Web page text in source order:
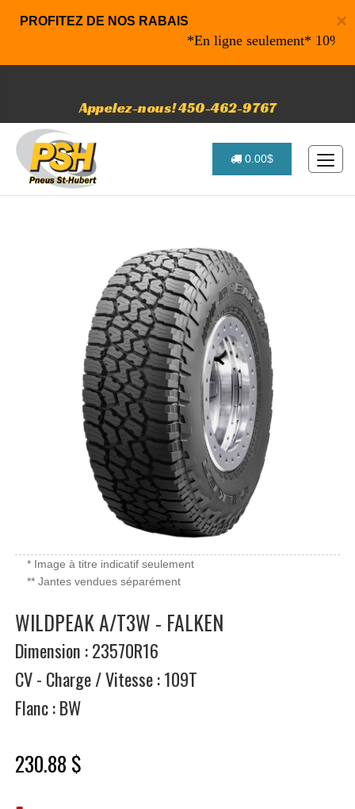
×
PROFITEZ DE NOS RABAIS
*En ligne seulement* 10% de
Appelez-nous! 450-462-9767
0.00$
* Image à titre indicatif seulement
** Jantes vendues séparément
WILDPEAK A/T3W - FALKEN
Dimension : 23570R16
CV - Charge / Vitesse : 109T
Flanc : BW
230.88 $